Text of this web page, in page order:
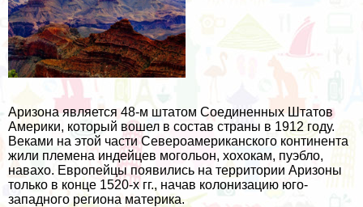
Аризона является 48-м штатом Соединенных Штатов
Америки, который вошел в состав страны в 1912 году.
Веками на этой части Североамериканского континента
жили племена индейцев могольон, хохокам, пуэбло,
навахо. Европейцы появились на территории Аризоны
только в конце 1520-х гг., начав колонизацию юго-
западного региона материка.